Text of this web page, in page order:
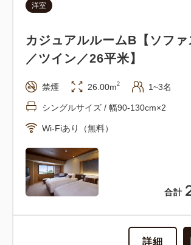
合計
洋室
カジュアルルームB【ソファ
／ツイン／26平米】
禁煙 26.00m2 1~3名
シングルサイズ / 幅90-130cm×2
Wi-Fiあり（無料）
詳細